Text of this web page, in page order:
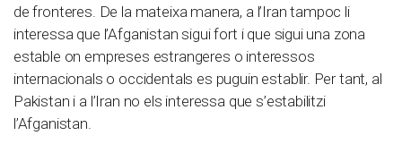
de fronteres. De la mateixa manera, a l’Iran tampoc li
interessa que l’Afganistan sigui fort i que sigui una zona
estable on empreses estrangeres o interessos
internacionals o occidentals es puguin establir. Per tant, al
Pakistan i a l’Iran no els interessa que s’estabilitzi
l’Afganistan.